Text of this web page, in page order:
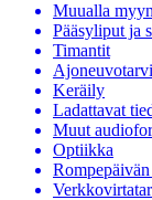
Muualla
Pääsyliput ja
Timantit
Keräily
Ladattavat
Muut
Optiikka